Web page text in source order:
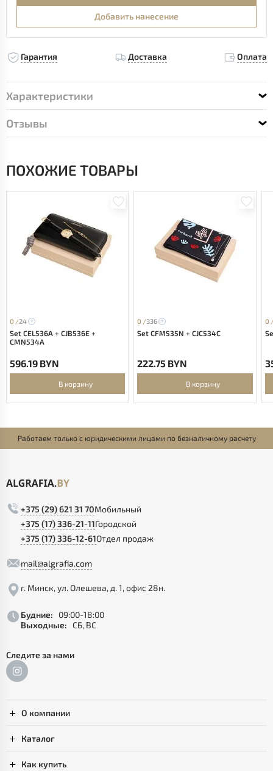
Добавить нанесение
Гарантия Доставка Оплата
Характеристики
Отзывы
ПОХОЖИЕ ТОВАРЫ
0 /24
Set CEL536A + CJB536E +
CMN534A
596.19 BYN
В корзину
0 /336
Set CFM535N + CJC534C
222.75 BYN
В корзину
0
Работаем только с юридическими лицами по безналичному расчету
+375 (29) 621 31 70Мобильный
+375 (17) 336-21-11Городской
+375 (17) 336-12-61Отдел продаж
mail@algrafia.com
г. Минск, ул. Олешева, д. 1, офис 28н.
Будние:
09:00-18:00
Выходные: СБ, ВС
Следите за нами
О компании
Каталог
Как купить